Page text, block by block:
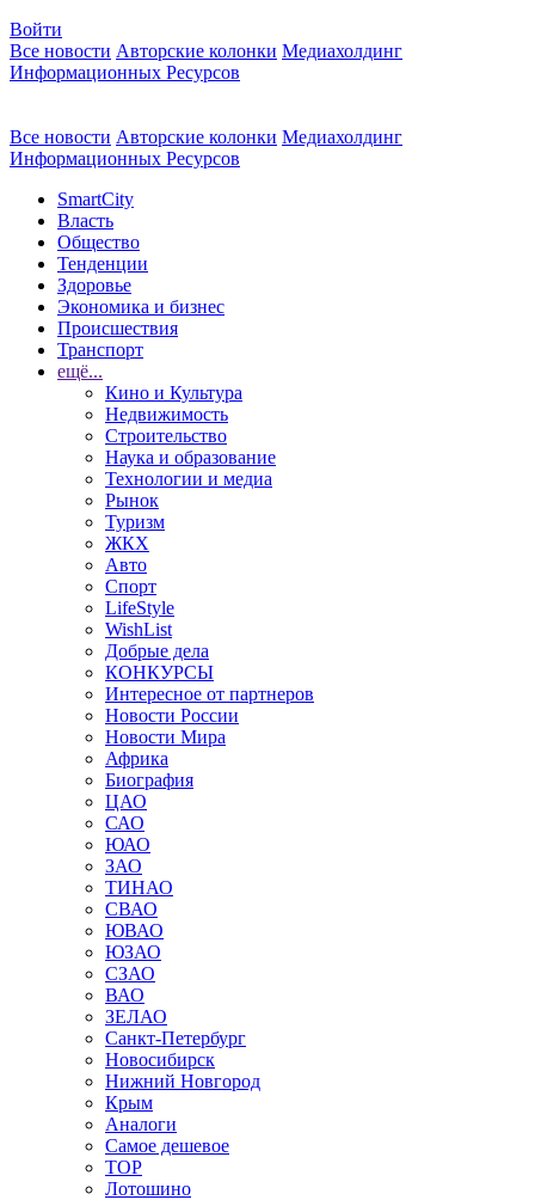
Войти
Все новости Авторские колонки Медиахолдинг
Информационных Ресурсов
Все новости Авторские колонки Медиахолдинг
Информационных Ресурсов
SmartCity
Власть
Общество
Тенденции
Здоровье
Экономика и бизнес
Происшествия
Транспорт
ещё...
Кино и Культура
Недвижимость
Строительство
Наука и образование
Технологии и медиа
Рынок
Туризм
ЖКХ
Авто
Спорт
LifeStyle
WishList
Добрые дела
КОНКУРСЫ
Интересное от партнеров
Новости России
Новости Мира
Африка
Биография
ЦАО
САО
ЮАО
ЗАО
ТИНАО
СВАО
ЮВАО
ЮЗАО
СЗАО
ВАО
ЗЕЛАО
Санкт-Петербург
Новосибирск
Нижний Новгород
Крым
Аналоги
Самое дешевое
TOP
Лотошино